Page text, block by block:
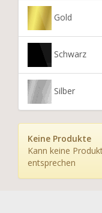
Gold
Schwarz
Silber
Keine Produkte
Kann keine
entsprechen